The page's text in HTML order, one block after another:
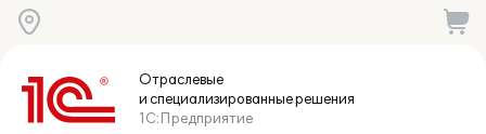
Отраслевые
и специализированныерешения
1С:Предприятие